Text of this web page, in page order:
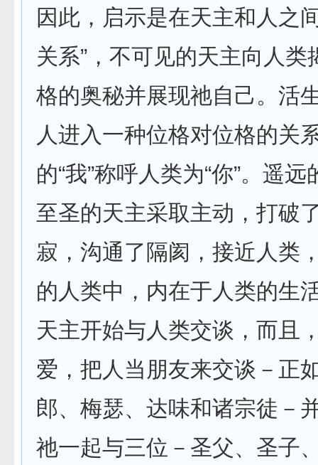
因此，启示是在天主和人之
关系”，不可见的天主向人类
格的奥秘并展现祂自己。活
人进入一种位格对位格的关
的“我”称呼人类为“你”。遥
至圣的天主采取主动，打破
寂，沟通了隔阂，接近人类
的人类中，内在于人类的生
天主开始与人类交谈，而且
爱，把人当朋友来交谈－正
郎、梅瑟、达味和诸宗徒－
祂一起与三位－圣父、圣子